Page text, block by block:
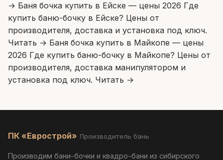
→ Баня бочка купить в Ейске — цены 2026 Где
купить баню-бочку в Ейске? Цены от
производителя, доставка и установка под ключ.
Читать → Баня бочка купить в Майкопе — цены
2026 Где купить баню-бочку в Майкопе? Цены от
производителя, доставка манипулятором и
установка под ключ. Читать →
ПК «Еврострой» Производитель бань
Производим бани-бочки и квадро-бани из сибирского